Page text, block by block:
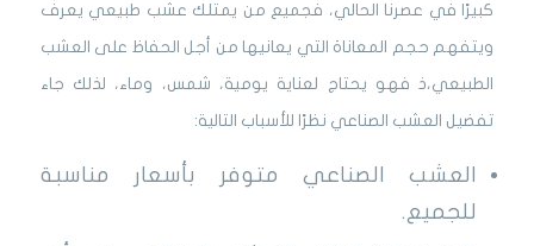
كبيرًا في عصرنا الحالي، فجميع من يمتلك عشب طبيعي يعرف
ويتفهم حجم المعاناة التي يعانيها من أجل الحفاظ على العشب
الطبيعي،ذ فهو يحتاج لعناية يومية، شمس، وماء، لذلك جاء
تفضيل العشب الصناعي نظرًا للأسباب التالية:
العشب الصناعي متوفر بأسعار مناسبة
للجميع.